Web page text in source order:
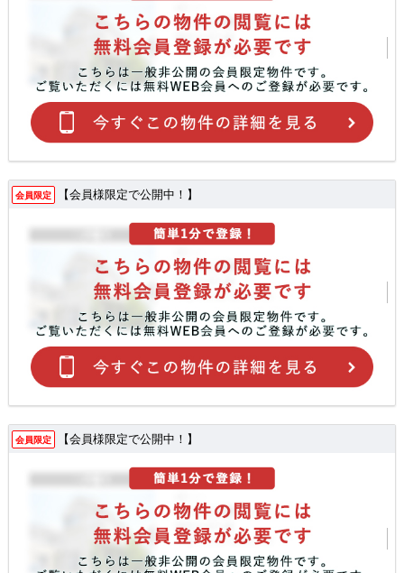
会員限定 【会員様限定で公開中！】
会員限定 【会員様限定で公開中！】